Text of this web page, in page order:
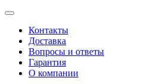
Контакты
Доставка
Вопросы и ответы
Гарантия
О компании